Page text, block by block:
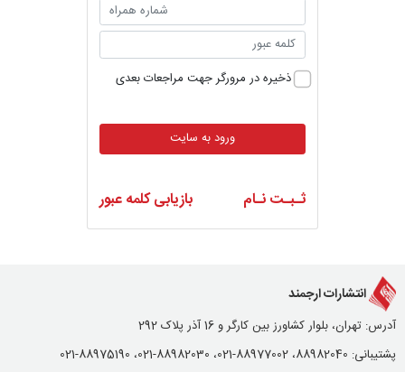
ذخیره در مرورگر جهت مراجعات بعدی
ورود به سایت
ثـبـت نـام بازیابی کلمه عبور
انتشارات ارجمند
آدرس: تهران، بلوار کشاورز بین کارگر و 16 آذر پلاک 292
پشتیبانی: 88982040، 88977002-021، 88982030-021، 88975190-021